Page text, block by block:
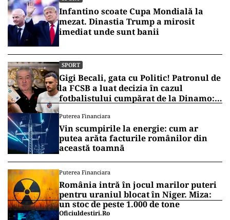
Infantino scoate Cupa Mondială la
mezat. Dinastia Trump a mirosit
imediat unde sunt banii
SPORT
Gigi Becali, gata cu Politic! Patronul de
la FCSB a luat decizia în cazul
fotbalistului cumpărat de la Dinamo:
Puterea Financiara
Vin scumpirile la energie: cum ar
putea arăta facturile românilor din
această toamnă
Puterea Financiara
România intră în jocul marilor puteri
pentru uraniul blocat în Niger. Miza:
un stoc de peste 1.000 de tone
Oficiuldestiri.ro